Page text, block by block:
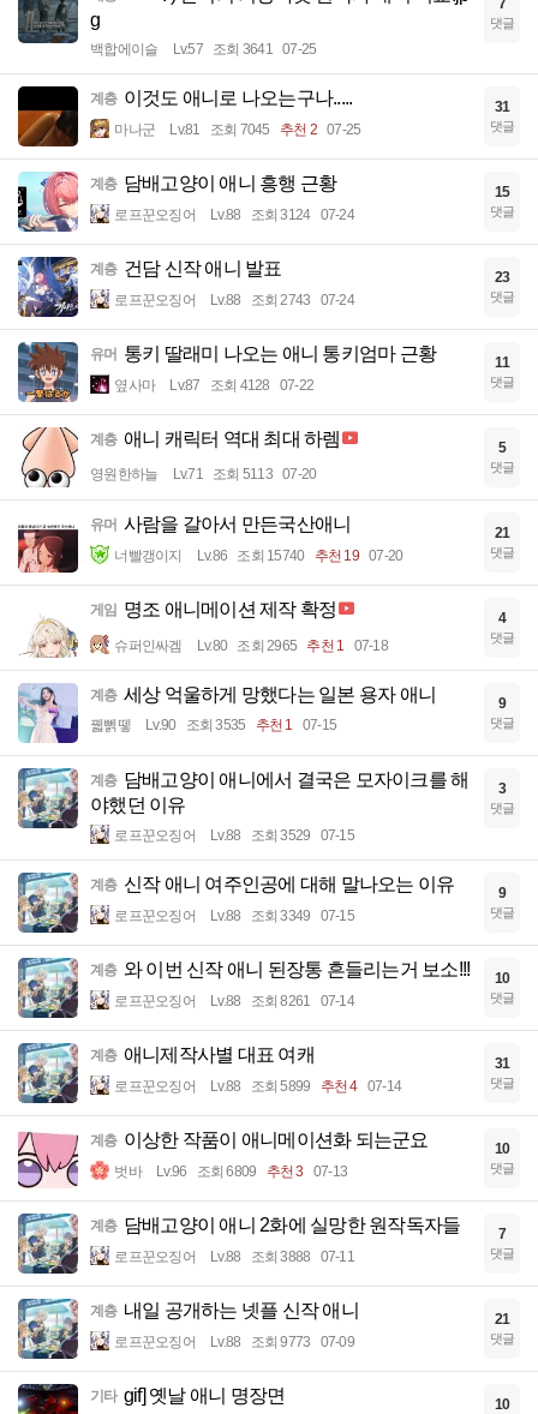
g
백합에이슬 Lv.57 조회 3641 07-25
댓글
계층 이것도 애니로 나오는구나.....
마나군 Lv.81 조회 7045 추천 2 07-25
31
댓글
계층 담배고양이 애니 흥행 근황
로프꾼오징어 Lv.88 조회 3124 07-24
15
댓글
계층 건담 신작 애니 발표
로프꾼오징어 Lv.88 조회 2743 07-24
23
댓글
유머 통키 딸래미 나오는 애니 통키엄마 근황
옆사마 Lv.87 조회 4128 07-22
11
댓글
계층 애니 캐릭터 역대 최대 하렘
영원한하늘 Lv.71 조회 5113 07-20
5
댓글
유머 사람을 갈아서 만든국산애니
너빨갱이지 Lv.86 조회 15740 추천 19 07-20
21
댓글
게임 명조 애니메이션 제작 확정
슈퍼인싸겜 Lv.80 조회 2965 추천 1 07-18
4
댓글
계층 세상 억울하게 망했다는 일본 용자 애니
꿻뻵뗗 Lv.90 조회 3535 추천 1 07-15
9
댓글
계층 담배고양이 애니에서 결국은 모자이크를 해
야했던 이유
로프꾼오징어 Lv.88 조회 3529 07-15
3
댓글
계층 신작 애니 여주인공에 대해 말나오는 이유
로프꾼오징어 Lv.88 조회 3349 07-15
9
댓글
계층 와 이번 신작 애니 된장통 흔들리는거 보소!!!
로프꾼오징어 Lv.88 조회 8261 07-14
10
댓글
계층 애니제작사별 대표 여캐
로프꾼오징어 Lv.88 조회 5899 추천 4 07-14
31
댓글
계층 이상한 작품이 애니메이션화 되는군요
벗바 Lv.96 조회 6809 추천 3 07-13
10
댓글
계층 담배고양이 애니 2화에 실망한 원작독자들
로프꾼오징어 Lv.88 조회 3888 07-11
7
댓글
계층 내일 공개하는 넷플 신작 애니
로프꾼오징어 Lv.88 조회 9773 07-09
21
댓글
기타 gif] 옛날 애니 명장면 10